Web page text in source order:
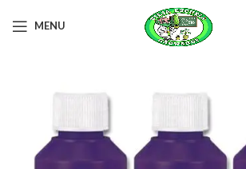
MENU